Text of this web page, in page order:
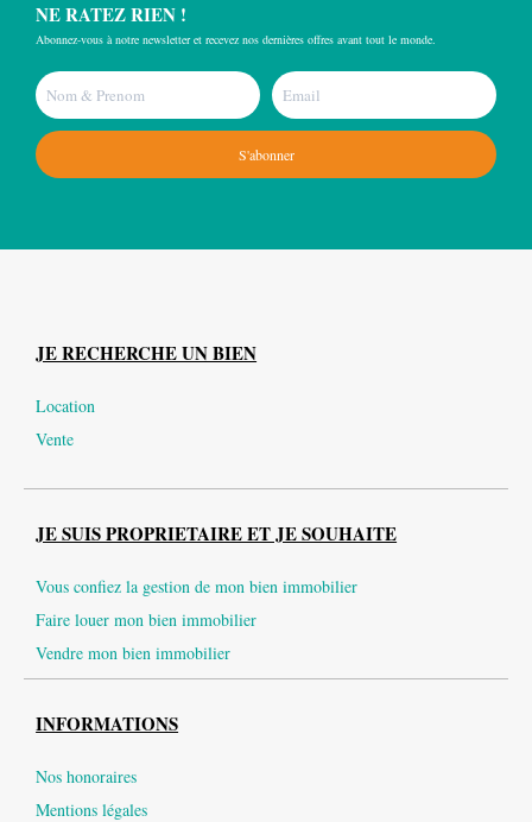
NE RATEZ RIEN !
Abonnez-vous à notre newsletter et recevez nos dernières offres avant tout le monde.
S'abonner
JE RECHERCHE UN BIEN
Location
Vente
JE SUIS PROPRIETAIRE ET JE SOUHAITE
Vous confiez la gestion de mon bien immobilier
Faire louer mon bien immobilier
Vendre mon bien immobilier
INFORMATIONS
Nos honoraires
Mentions légales